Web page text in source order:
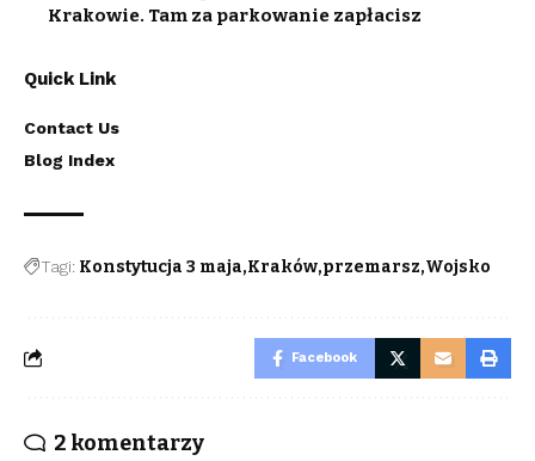
Krakowie. Tam za parkowanie zapłacisz
Quick Link
Contact Us
Blog Index
Tagi: Konstytucja 3 maja Kraków przemarsz Wojsko
Facebook
2 komentarzy